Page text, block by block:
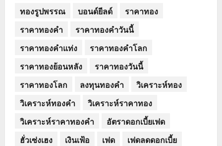
ทองรูปพรรณ
บอนด์ยีลด์
ราคาทอง
ราคาทองคำ
ราคาทองคำวันนี้
ราคาทองคำแท่ง
ราคาทองคำโลก
ราคาทองย้อนหลัง
ราคาทองวันนี้
ราคาทองโลก
ลงทุนทองคำ
วิเคราะห์ทอง
วิเคราะห์ทองคำ
วิเคราะห์ราคาทอง
วิเคราะห์ราคาทองคำ
อัตราดอกเบี้ยเฟด
ฮั่วเซ่งเฮง
เงินเฟ้อ เฟด
เฟดลดดอกเบี้ย